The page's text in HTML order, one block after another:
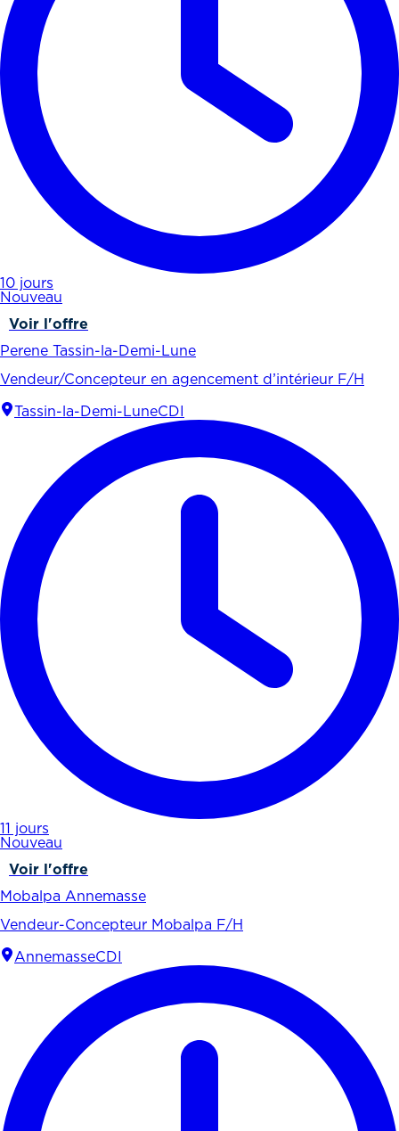
10 jours
Nouveau
Voir l'offre
Perene Tassin-la-Demi-Lune
Vendeur/Concepteur en agencement d’intérieur F/H
Tassin-la-Demi-LuneCDI
11 jours
Nouveau
Voir l'offre
Mobalpa Annemasse
Vendeur-Concepteur Mobalpa F/H
AnnemasseCDI